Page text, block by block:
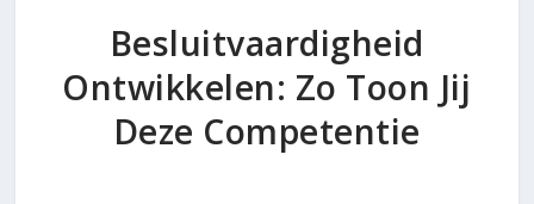
Besluitvaardigheid
Ontwikkelen: Zo Toon Jij
Deze Competentie